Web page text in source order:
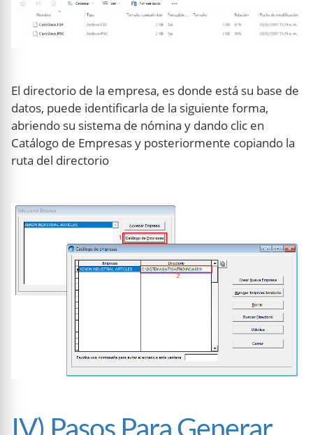
El directorio de la empresa, es donde está su base de
datos, puede identificarla de la siguiente forma,
abriendo su sistema de nómina y dando clic en
Catálogo de Empresas y posteriormente copiando la
ruta del directorio
IV) Pasos Para Generar